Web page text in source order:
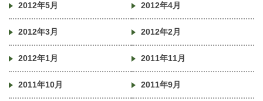
2012年5月 2012年4月
2012年3月 2012年2月
2012年1月 2011年11月
2011年10月 2011年9月